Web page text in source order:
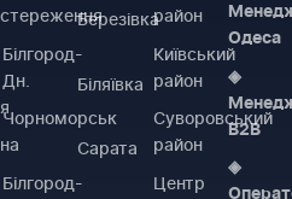
Білгород-
Дн.
Чорноморськ
Білгород-
Березівка
Біляївка
Сарата
район
Київський
район
Суворовський
район
Центр
Одеса
◈
B2B
◈